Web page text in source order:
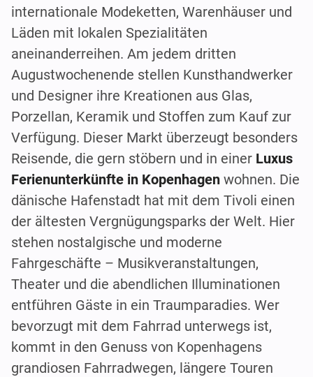
internationale Modeketten, Warenhäuser und
Läden mit lokalen Spezialitäten
aneinanderreihen. Am jedem dritten
Augustwochenende stellen Kunsthandwerker
und Designer ihre Kreationen aus Glas,
Porzellan, Keramik und Stoffen zum Kauf zur
Verfügung. Dieser Markt überzeugt besonders
Reisende, die gern stöbern und in einer Luxus
Ferienunterkünfte in Kopenhagen wohnen. Die
dänische Hafenstadt hat mit dem Tivoli einen
der ältesten Vergnügungsparks der Welt. Hier
stehen nostalgische und moderne
Fahrgeschäfte – Musikveranstaltungen,
Theater und die abendlichen Illuminationen
entführen Gäste in ein Traumparadies. Wer
bevorzugt mit dem Fahrrad unterwegs ist,
kommt in den Genuss von Kopenhagens
grandiosen Fahrradwegen, längere Touren